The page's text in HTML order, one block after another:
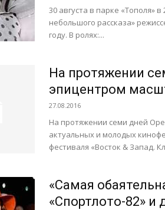
30 августа в парке «Тополя»
небольшого рассказа»
году. В ролях:...
На протяжении
эпицентром
27.08.2016
На протяжении семи дней
актуальных и молодых
фестиваля «Восток & Запад.
«Самая
«Спортлото-82» и